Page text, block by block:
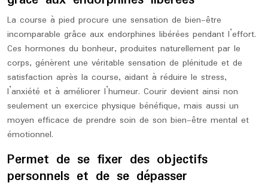
La course à pied procure une sensation de bien-être
incomparable grâce aux endorphines libérées pendant l’effort.
Ces hormones du bonheur, produites naturellement par le
corps, génèrent une véritable sensation de plénitude et de
satisfaction après la course, aidant à réduire le stress,
l’anxiété et à améliorer l’humeur. Courir devient ainsi non
seulement un exercice physique bénéfique, mais aussi un
moyen efficace de prendre soin de son bien-être mental et
émotionnel.
Permet de se fixer des objectifs
personnels et de se dépasser